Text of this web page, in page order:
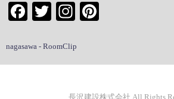
FacebookTwitter Instagram
nagasawa - RoomClip
長沢建設株式会社 All Rights